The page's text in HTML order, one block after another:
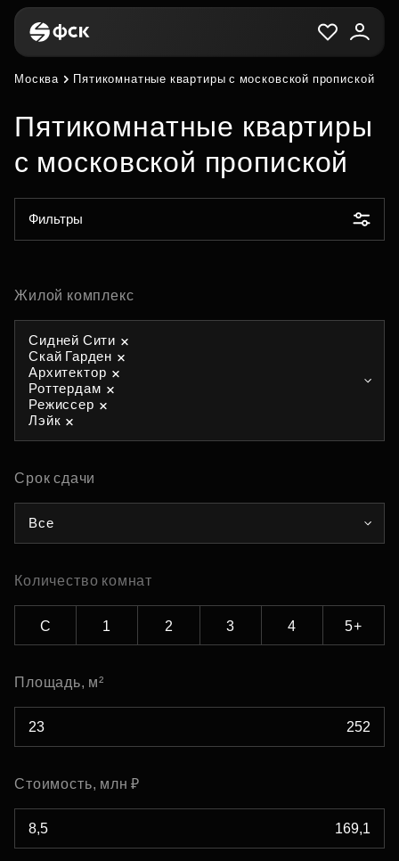
Москва Пятикомнатные квартиры с московской пропиской
Пятикомнатные квартиры
с московской пропиской
Фильтры
Жилой комплекс
Сидней Сити
Скай Гарден
Архитектор
Роттердам
Режиссер
Лэйк
Срок сдачи
Все
Количество комнат
С 1 2 3 4 5+
Площадь, м²
Стоимость, млн ₽